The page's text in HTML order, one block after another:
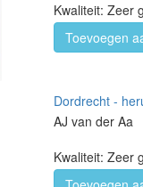
Kwaliteit: Zeer
Toevoegen
Dordrecht -
AJ van der Aa
Kwaliteit: Zeer